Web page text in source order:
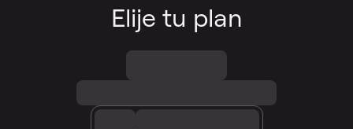
Elije tu plan